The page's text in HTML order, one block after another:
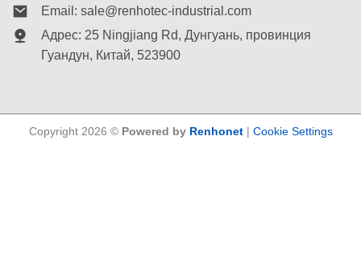
Email: sale@renhotec-industrial.com
Адрес: 25 Ningjiang Rd, Дунгуань, провинция
Гуандун, Китай, 523900
Copyright 2026 © Powered by Renhonet| Cookie Settings